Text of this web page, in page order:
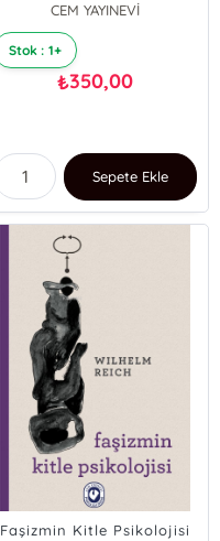
CEM YAYINEVİ
Stok : 1+
₺350,00
Sepete Ekle
Faşizmin Kitle Psikolojisi